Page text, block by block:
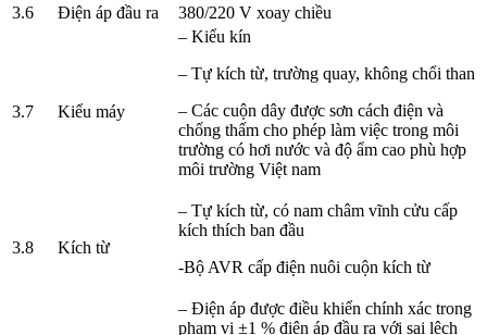
3.6
Điện áp đầu ra 380/220 V xoay chiều
3.7 Kiểu máy
– Kiểu kín
– Tự kích từ, tr­ường quay, không chổi than
– Các cuộn dây đ­ược sơn cách điện và
chống thấm cho phép làm việc trong môi
tr­ường có hơi nư­ớc và độ ẩm cao phù hợp
môi trường Việt nam
3.8 Kích từ
– Tự kích từ, có nam châm vĩnh cửu cấp
kích thích ban đầu
-Bộ AVR cấp điện nuôi cuộn kích từ
– Điện áp đ­ược điều khiển chính xác trong
phạm vi ±1 % điện áp đầu ra với sai lệch